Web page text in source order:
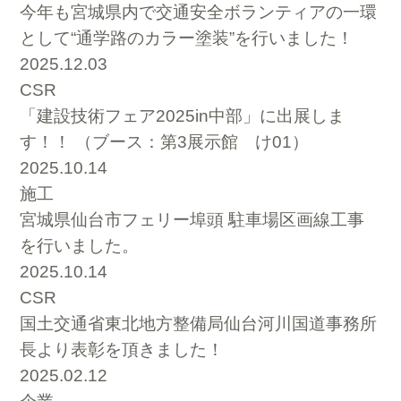
今年も宮城県内で交通安全ボランティアの一環
として“通学路のカラー塗装”を行いました！
2025.12.03
CSR
「建設技術フェア2025in中部」に出展しま
す！！ （ブース：第3展示館 け01）
2025.10.14
施工
宮城県仙台市フェリー埠頭 駐車場区画線工事
を行いました。
2025.10.14
CSR
国土交通省東北地方整備局仙台河川国道事務所
長より表彰を頂きました！
2025.02.12